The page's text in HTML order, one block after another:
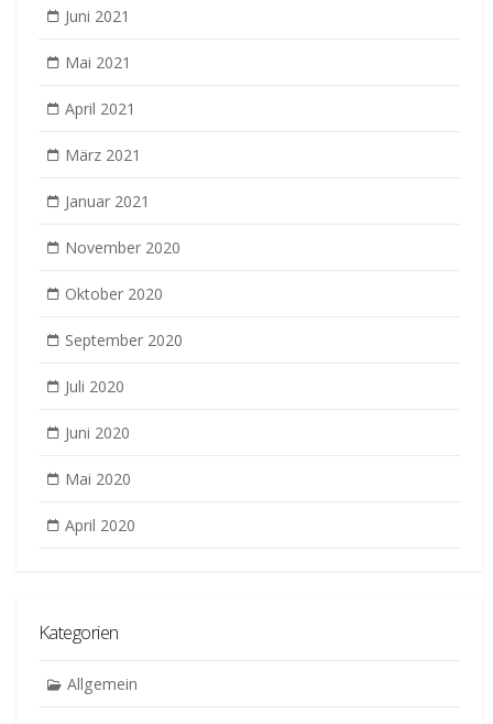
Juni 2021
Mai 2021
April 2021
März 2021
Januar 2021
November 2020
Oktober 2020
September 2020
Juli 2020
Juni 2020
Mai 2020
April 2020
Kategorien
Allgemein